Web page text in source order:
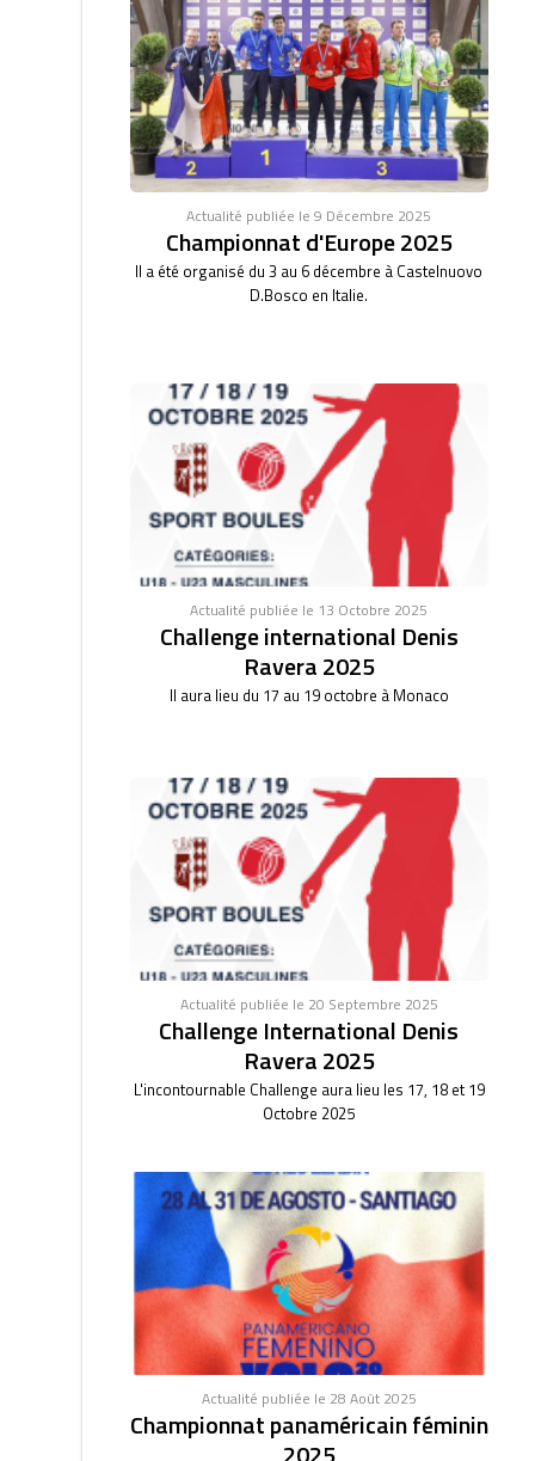
Actualité publiée le 9 Décembre 2025
Championnat d'Europe 2025
Il a été organisé du 3 au 6 décembre à Castelnuovo
D.Bosco en Italie.
Actualité publiée le 13 Octobre 2025
Challenge international Denis
Ravera 2025
Il aura lieu du 17 au 19 octobre à Monaco
Actualité publiée le 20 Septembre 2025
Challenge International Denis
Ravera 2025
L'incontournable Challenge aura lieu les 17, 18 et 19
Octobre 2025
Actualité publiée le 28 Août 2025
Championnat panaméricain féminin